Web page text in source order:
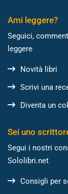
Ami leggere?
Seguici,
leggere
Novità libri
Scrivi una
Diventa un
Sei uno
Segui i nostri
Sololibri.net
Consigli per